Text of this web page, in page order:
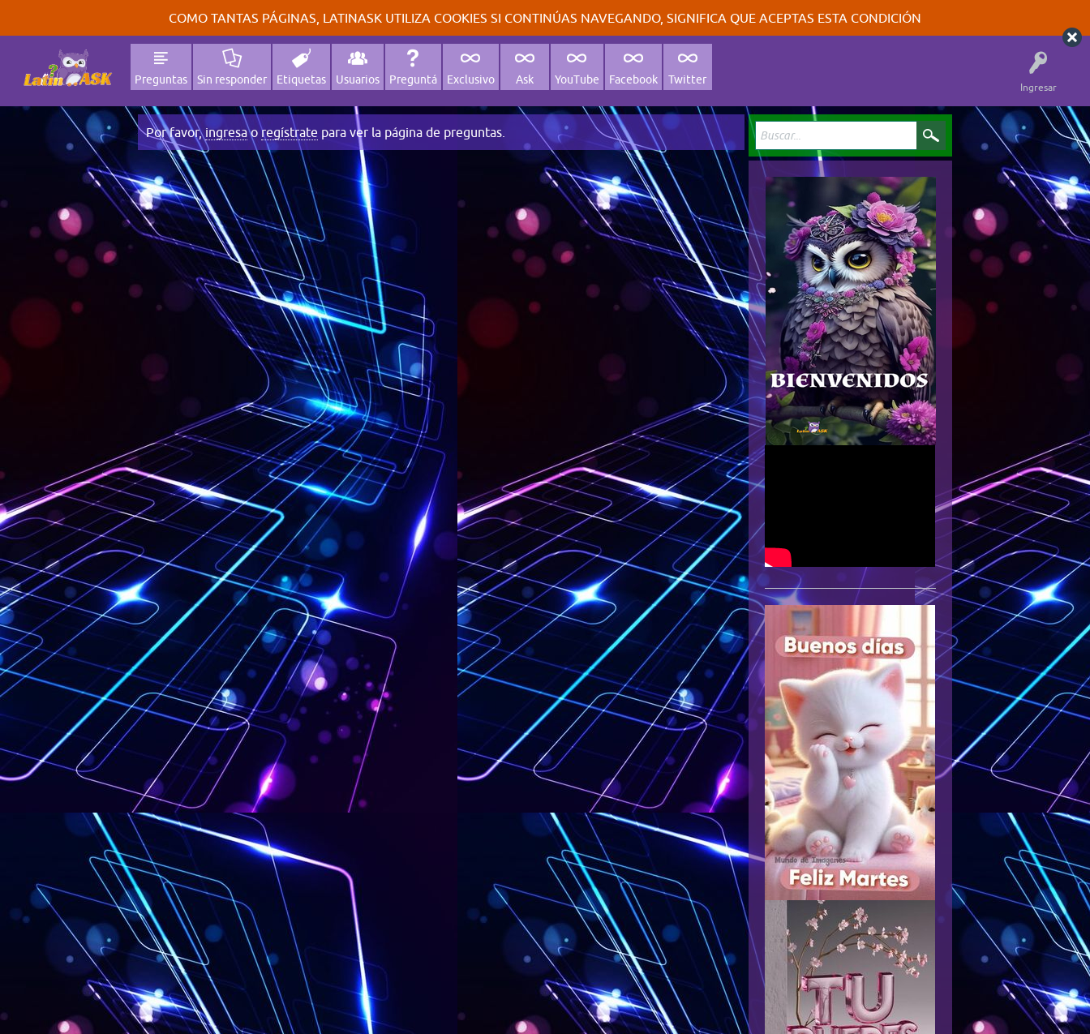
COMO TANTAS PÁGINAS, LATINASK UTILIZA COOKIES SI CONTINÚAS NAVEGANDO, SIGNIFICA QUE ACEPTAS ESTA CONDICIÓN
Ingresar
Preguntas Sin responder Etiquetas Usuarios Preguntá Exclusivo Ask YouTube Facebook Twitter
Por favor,ingresaoregístrate para ver la página de preguntas.